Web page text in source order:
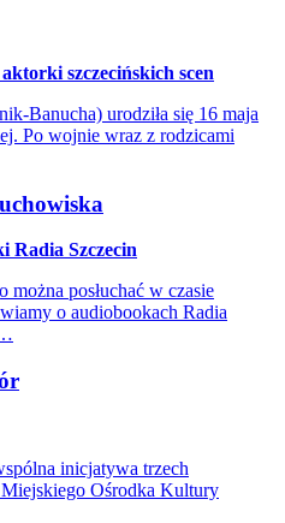
szczecińskich scen
Banucha) urodziła się 16 maja
Po wojnie wraz z rodzicami
Radia Szczecin
posłuchać w czasie
o audiobookach Radia
inicjatywa trzech
Ośrodka Kultury